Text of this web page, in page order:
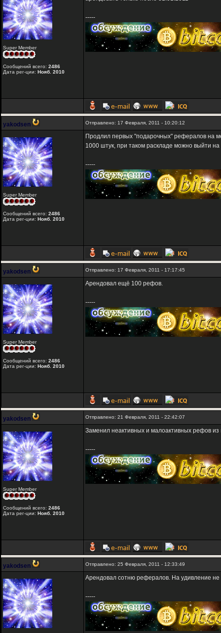
Super Member
Сообщений всего: 2486
Дата рег-ции: Нояб. 2010
-----
yakodsen Отправлено: 17 Февраля, 2011 - 10:20:12
Super Member
Сообщений всего: 2486
Дата рег-ции: Нояб. 2010
Продлил первых "подарочных" рефералов на
1000 штук, при таком раскладе можно выйти
-----
yakodsen Отправлено: 17 Февраля, 2011 - 17:17:45
Super Member
Сообщений всего: 2486
Дата рег-ции: Нояб. 2010
Арендовал ещё 100 рефов.
-----
yakodsen Отправлено: 21 Февраля, 2011 - 22:42:07
Super Member
Сообщений всего: 2486
Дата рег-ции: Нояб. 2010
Заменил неактивных и малоактивных рефов
-----
yakodsen Отправлено: 25 Февраля, 2011 - 12:33:49
Арендовал сотню рефералов. На удивление
-----